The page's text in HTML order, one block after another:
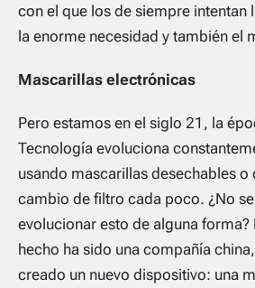
con el que los de siempre intentan
la enorme necesidad y también el
Mascarillas electrónicas
Pero estamos en el siglo 21, la
Tecnología evoluciona
usando mascarillas desechables o
cambio de filtro cada poco. ¿No
evolucionar esto de alguna forma?
hecho ha sido una compañía china,
creado un nuevo dispositivo: una